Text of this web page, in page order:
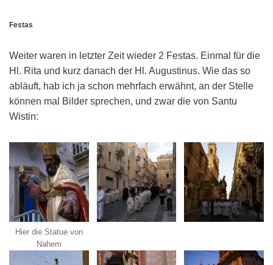
Festas
Weiter waren in letzter Zeit wieder 2 Festas. Einmal für die
Hl. Rita und kurz danach der Hl. Augustinus. Wie das so
abläuft, hab ich ja schon mehrfach erwähnt, an der Stelle
können mal Bilder sprechen, und zwar die von Santu
Wistin:
Hier die Statue von
Nahem